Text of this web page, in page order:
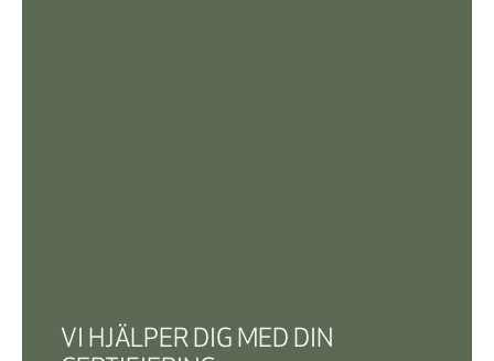
VI HJÄLPER DIG MED DIN